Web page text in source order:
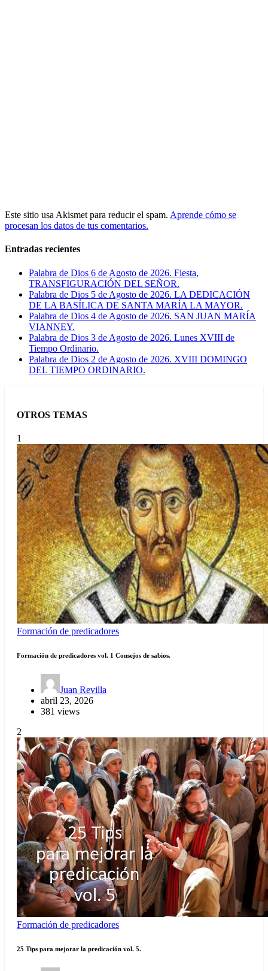
Este sitio usa Akismet para reducir el spam. Aprende cómo se
procesan los datos de tus comentarios.
Entradas recientes
Palabra de Dios 6 de Agosto de 2026. Fiesta,
TRANSFIGURACIÓN DEL SEÑOR.
Palabra de Dios 5 de Agosto de 2026. LA DEDICACIÓN
DE LA BASÍLICA DE SANTA MARÍA LA MAYOR.
Palabra de Dios 4 de Agosto de 2026. SAN JUAN MARÍA
VIANNEY.
Palabra de Dios 3 de Agosto de 2026. Lunes XVIII de
Tiempo Ordinario.
Palabra de Dios 2 de Agosto de 2026. XVIII DOMINGO
DEL TIEMPO ORDINARIO.
OTROS TEMAS
1
Formación de predicadores
Formación de predicadores vol. 1 Consejos de sabios.
Juan Revilla
abril 23, 2026
381 views
2
Formación de predicadores
25 Tips para mejorar la predicación vol. 5.